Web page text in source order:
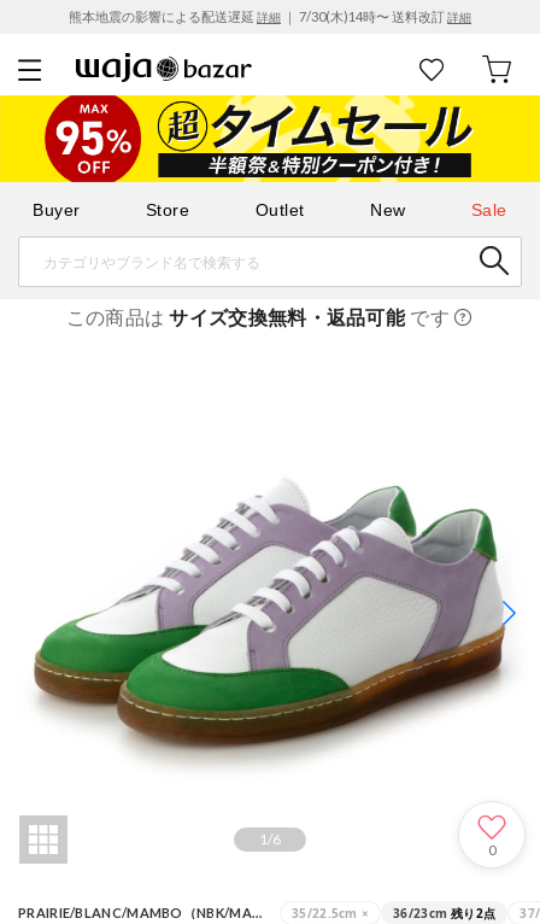
熊本地震の影響による配送遅延 詳細 ｜ 7/30(木)14時〜 送料改訂詳細
Buyer Store Outlet New Sale
この商品はサイズ交換無料・返品可能です
1 /6
0
PRAIRIE/BLANC/MAMBO（NBK/MAHA_PRA/BLA/MAM） 35/22.5cm × 36/23cm 残り2点